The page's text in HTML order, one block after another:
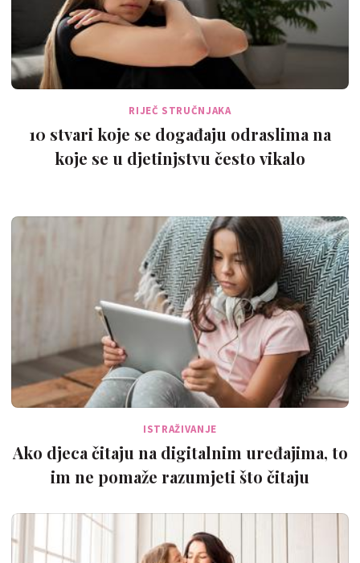
RIJEČ STRUČNJAKA
10 stvari koje se događaju odraslima na
koje se u djetinjstvu često vikalo
ISTRAŽIVANJE
Ako djeca čitaju na digitalnim uređajima, to
im ne pomaže razumjeti što čitaju